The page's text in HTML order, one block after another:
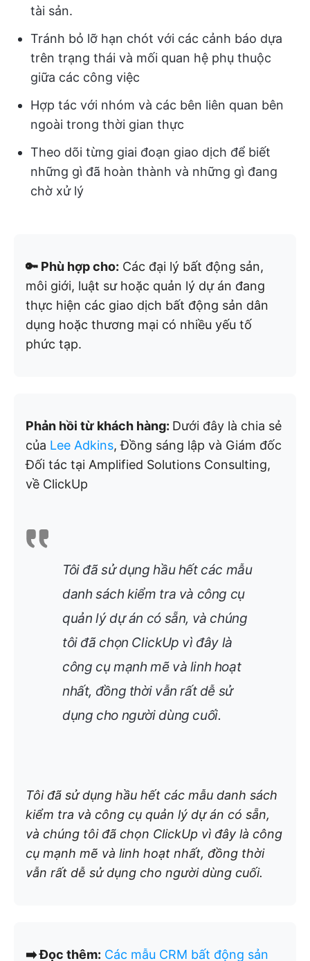
tài sản.
Tránh bỏ lỡ hạn chót với các cảnh báo dựa
trên trạng thái và mối quan hệ phụ thuộc
giữa các công việc
Hợp tác với nhóm và các bên liên quan bên
ngoài trong thời gian thực
Theo dõi từng giai đoạn giao dịch để biết
những gì đã hoàn thành và những gì đang
chờ xử lý
🔑 Phù hợp cho: Các đại lý bất động sản,
môi giới, luật sư hoặc quản lý dự án đang
thực hiện các giao dịch bất động sản dân
dụng hoặc thương mại có nhiều yếu tố
phức tạp.
Phản hồi từ khách hàng: Dưới đây là chia sẻ
của Lee Adkins, Đồng sáng lập và Giám đốc
Đối tác tại Amplified Solutions Consulting,
về ClickUp
Tôi đã sử dụng hầu hết các mẫu
danh sách kiểm tra và công cụ
quản lý dự án có sẵn, và chúng
tôi đã chọn ClickUp vì đây là
công cụ mạnh mẽ và linh hoạt
nhất, đồng thời vẫn rất dễ sử
dụng cho người dùng cuối.
Tôi đã sử dụng hầu hết các mẫu danh sách
kiểm tra và công cụ quản lý dự án có sẵn,
và chúng tôi đã chọn ClickUp vì đây là công
cụ mạnh mẽ và linh hoạt nhất, đồng thời
vẫn rất dễ sử dụng cho người dùng cuối.
➡️ Đọc thêm: Các mẫu CRM bất động sản